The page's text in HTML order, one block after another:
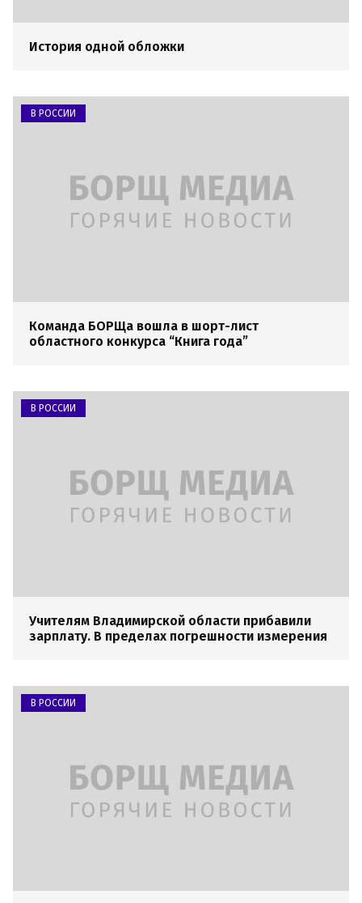
История одной обложки
В РОССИИ
Команда БОРЩа вошла в шорт-лист
областного конкурса “Книга года”
В РОССИИ
Учителям Владимирской области прибавили
зарплату. В пределах погрешности измерения
В РОССИИ